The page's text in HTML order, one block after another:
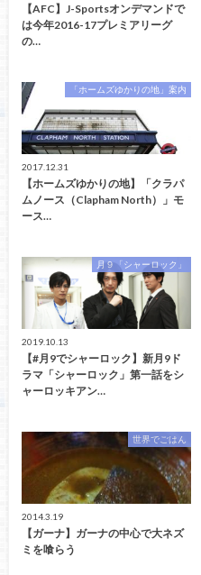
【AFC】J-Sportsオンデマンドで
は今年2016-17プレミアリーグ
の…
「ホームズゆかりの地」案内
2017.12.31
【ホームズゆかりの地】「クラパ
ムノース（Clapham North）」モ
ース…
月９「シャーロック」
2019.10.13
【#月9でシャーロック】新月9ド
ラマ「シャーロック」第一話をシ
ャーロッキアン…
世界でごはん
2014.3.19
【ガーナ】ガーナの中心で大ネズ
ミを喰らう